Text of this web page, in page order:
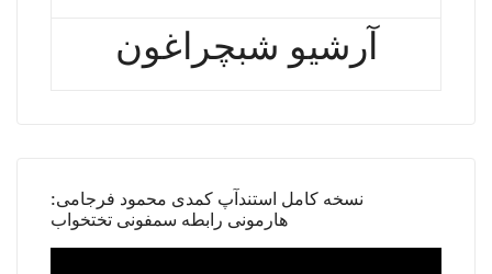
آرشیو شبچراغون
نسخه کامل استندآپ کمدی محمود فرجامی:
هارمونی رابطه سمفونی تختخواب